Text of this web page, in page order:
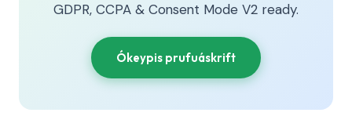
GDPR, CCPA & Consent Mode V2 ready.
Ókeypis prufuáskrift